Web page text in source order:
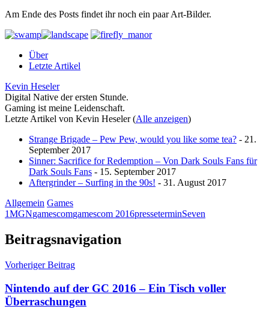
Am Ende des Posts findet ihr noch ein paar Art-Bilder.
Über
Letzte Artikel
Kevin Heseler
Digital Native der ersten Stunde.
Gaming ist meine Leidenschaft.
Letzte Artikel von Kevin Heseler(Alle anzeigen)
Strange Brigade – Pew Pew, would you like some tea? - 21.
September 2017
Sinner: Sacrifice for Redemption – Von Dark Souls Fans für
Dark Souls Fans - 15. September 2017
Aftergrinder – Surfing in the 90s! - 31. August 2017
Allgemein Games
1MGNgamescomgamescom 2016presseterminSeven
Beitragsnavigation
Vorheriger Beitrag
Nintendo auf der GC 2016 – Ein Tisch voller
Überraschungen